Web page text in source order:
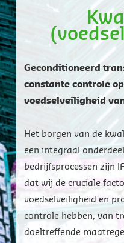
Geconditioneerd
constante controle
voedselveiligheid
Het borgen van de
een integraal
bedrijfsprocessen zijn
dat wij de cruciale
voedselveiligheid en
controle hebben, van
doeltreffende